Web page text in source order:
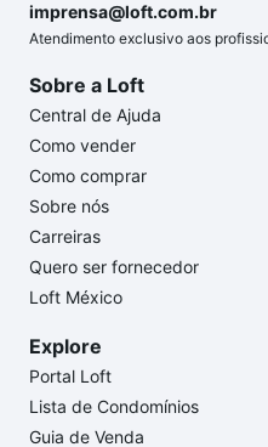
imprensa@loft.com.br
Atendimento exclusivo aos
Sobre a Loft
Central de Ajuda
Como vender
Como comprar
Sobre nós
Carreiras
Quero ser fornecedor
Loft México
Explore
Portal Loft
Lista de Condomínios
Guia de Venda